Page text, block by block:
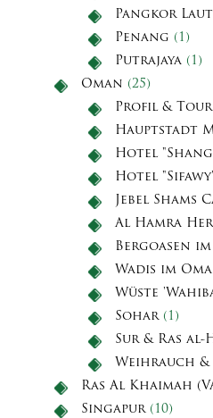
Pangkor Laut
Penang (1)
Putrajaya (1)
Oman (25)
Profil & Tour
Hauptstadt
Hotel
Hotel
Jebel Shams
Al Hamra
Bergoasen
Wadis im
Wüste
Sohar(1)
Sur & Ras al-
Weihrauch &
Ras Al Khaimah
Singapur(10)